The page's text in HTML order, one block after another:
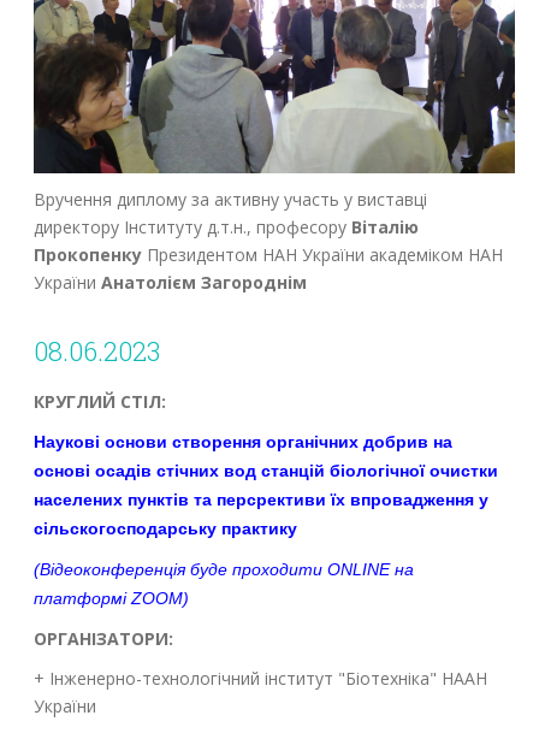
Вручення диплому за активну участь у виставці
директору Інституту д.т.н., професору Віталію
Прокопенку Президентом НАН України академіком НАН
УкраїниАнатолієм Загороднім
08.06.2023
КРУГЛИЙ СТІЛ:
Наукові основи створення органічних добрив на
основі осадів стічних вод станцій біологічної очистки
населених пунктів та персрективи їх впровадження у
сільскогосподарську практику
(Відеоконференція буде проходити ONLINE на
платформі ZOOM)
ОРГАНІЗАТОРИ:
+ Інженерно-технологічний інститут "Біотехніка" НААН
України